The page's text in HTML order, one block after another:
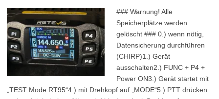
### Warnung! Alle
Speicherplätze werden
gelöscht ### 0.) wenn nötig,
Datensicherung durchführen
(CHIRP)1.) Gerät
ausschalten2.) FUNC + P4 +
Power ON3.) Gerät startet mit
„TEST Mode RT95“4.) mit Drehkopf auf „MODE“5.) PTT drücken